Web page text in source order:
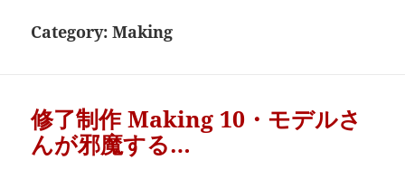
Category:Making
修了制作 Making 10・モデルさ
んが邪魔する…